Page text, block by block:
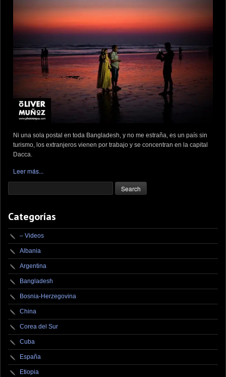
Ni una sola postal en toda Bangladesh, y no me estraña, es un país sin
turismo, los extranjeros vienen por trabajo y se concentran en la capital
Dacca.
Leer más...
Categorías
– Videos
Albania
Argentina
Bangladesh
Bosnia-Herzegovina
China
Corea del Sur
Cuba
España
Etiopia